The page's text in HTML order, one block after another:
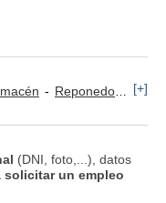
Reponedor y Cajero [+]
(DNI, foto,...), datos
solicitar un empleo